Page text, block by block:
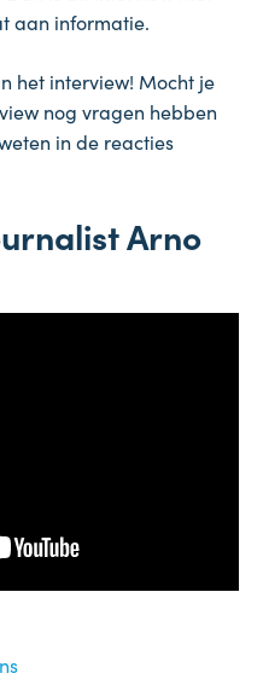
aan informatie.
het interview! Mocht je
nog vragen hebben
in de reacties
Arno